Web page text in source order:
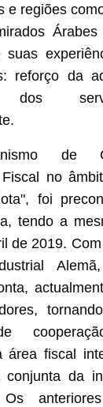
e regiões
suas
reforço da
dos
de
no
foi
tendo a
de 2019.
área fiscal
conjunta da